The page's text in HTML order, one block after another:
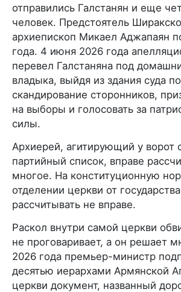
отправились Галстанян и еще
человек. Предстоятель
архиепископ Микаел Аджапаян
года. 4 июня 2026 года
перевел Галстаняна под
владыка, выйдя из здания суда
скандирование сторонников,
на выборы и голосовать за
силы.
Архиерей, агитирующий у ворот
партийный список, вправе
многое. На конституционную
отделении церкви от
рассчитывать не вправе.
Раскол внутри самой церкви
не проговаривает, а он решает
2026 года премьер-министр
десятью иерархами Армянской
церкви документ, названный